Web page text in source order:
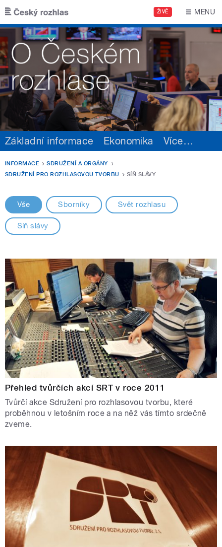
Přejít k hlavnímu obsahu
ŽIVĚ MENU
Základní informace Ekonomika Více…
INFORMACE
SDRUŽENÍ A ORGÁNY
SDRUŽENÍ PRO ROZHLASOVOU TVORBU
SÍŇ SLÁVY
Vše Sborníky Svět rozhlasu
Síň slávy
Přehled tvůrčích akcí SRT v roce 2011
Tvůrčí akce Sdružení pro rozhlasovou tvorbu, které
proběhnou v letošním roce a na něž vás tímto srdečně
zveme.